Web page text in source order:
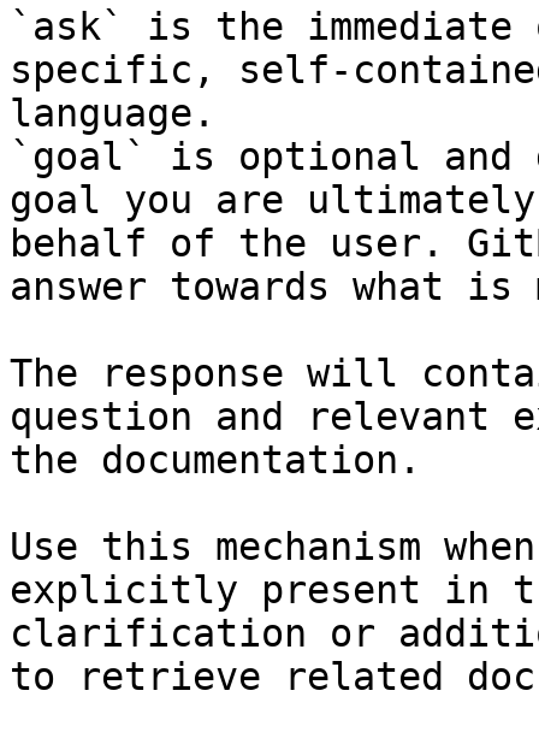
`ask` is the
specific, self-
language.
`goal` is optional and
goal you are
behalf of the user.
answer towards what
The response will
question and relevant
the documentation.
Use this mechanism
explicitly present in
clarification or